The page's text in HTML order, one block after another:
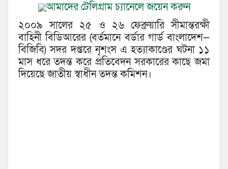
আমাদের টেলিগ্রাম চ্যানেলে জয়েন করুন
২০০৯ সালের ২৫ ও ২৬ ফেব্রুয়ারি সীমান্তরক্ষী
বাহিনী বিডিআরের (বর্তমানে বর্ডার গার্ড বাংলাদেশ—
বিজিবি) সদর দপ্তরে নৃশংস এ হত্যাকাণ্ডের ঘটনা ১১
মাস ধরে তদন্ত করে প্রতিবেদন সরকারের কাছে জমা
দিয়েছে জাতীয় স্বাধীন তদন্ত কমিশন।